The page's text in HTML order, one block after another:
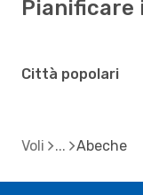
Pianificare
Città popolari
Voli Abeche